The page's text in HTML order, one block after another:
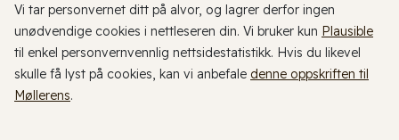
Vi tar personvernet ditt på alvor, og lagrer derfor ingen
unødvendige cookies i nettleseren din. Vi bruker kun Plausible
til enkel personvernvennlig nettsidestatistikk. Hvis du likevel
skulle få lyst på cookies, kan vi anbefale denne oppskriften til
Møllerens.